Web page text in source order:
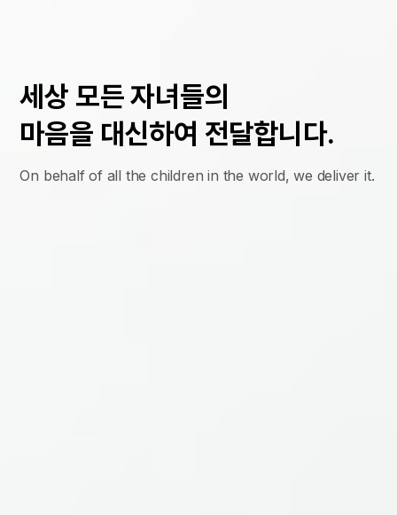
세상 모든 자녀들의
마음을 대신하여 전달합니다.
On behalf of all the children in the world, we deliver it.